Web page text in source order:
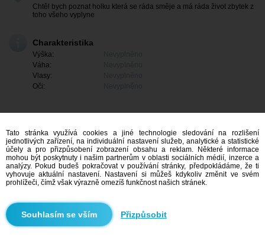
Chtěl bych poznat holku která se ráda směje a má ráda život zbytek z
toho všeho vyplyne
Charakteristika
Výška:
Váha:
Vlasy:
Oči:
Tato stránka využívá cookies a jiné technologie sledování na rozlišení
jednotlivých zařízení, na individuální nastavení služeb, analytické a statistické
účely a pro přizpůsobení zobrazení obsahu a reklam. Některé informace
mohou být poskytnuty i našim partnerům v oblasti sociálních médií, inzerce a
analýzy. Pokud budeš pokračovat v používání stránky, předpokládáme, že ti
vyhovuje aktuální nastavení. Nastavení si můžeš kdykoliv změnit ve svém
prohlížeči, čímž však výrazně omezíš funkčnost našich stránek.
Přizpůsobit